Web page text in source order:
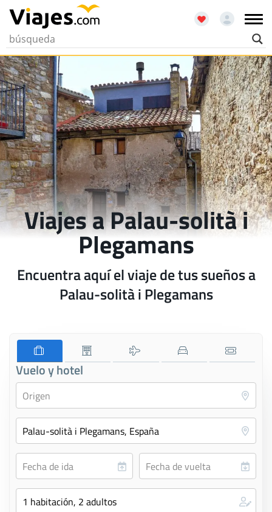
Viajes a Palau-solità i
Plegamans
Encuentra aquí el viaje de tus sueños a
Palau-solità i Plegamans
Vuelo y hotel